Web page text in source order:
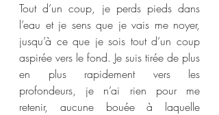
Tout d’un coup, je perds pieds dans
l’eau et je sens que je vais me noyer,
jusqu’à ce que je sois tout d’un coup
aspirée vers le fond. Je suis tirée de plus
en plus rapidement vers les
profondeurs, je n’ai rien pour me
retenir, aucune bouée à laquelle